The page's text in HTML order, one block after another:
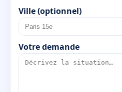
Ville (optionnel)
Votre demande